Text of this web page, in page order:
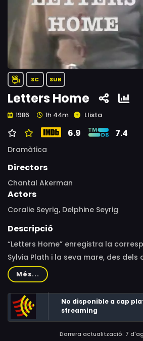
SC SUB
Letters Home
1986 1h 44m Llista
6.9 7.4
Dramàtica
Directors
Chantal Akerman
Actors
Coralie Seyrig, Delphine Seyrig
Descripció
“Letters Home” enregistra la
Sylvia Plath i la seva mare, des dels
al suïcidi de l’escriptora.
Més...
No disponible a cap
streaming
Darrera actualització: 7